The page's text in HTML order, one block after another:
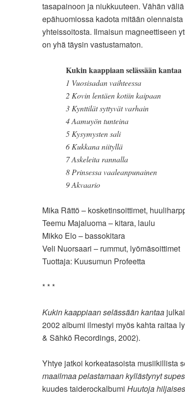
tasapainoon ja niukkuuteen. Vähän
epähuomiossa kadota mitään
yhteissoitosta. Ilmaisun magneettiseen
on yhä täysin vastustamaton.
Kukin kaappiaan selässään kantaa
1 Vuosisadan vaihteessa
2 Kovin lentäen kotiin kaipaan
3 Kynttilät syttyvät varhain
4 Aamuyön tunteina
5 Kysymysten sali
6 Kukkana niityllä
7 Askeleita rannalla
8 Prinsessa vaaleanpunainen
9 Akvaario
Mika Rättö – kosketinsoittimet,
Teemu Majaluoma – kitara, laulu
Mikko Elo – bassokitara
Veli Nuorsaari – rummut, lyömäsoittimet
Tuottaja: Kuusumun Profeetta
* * *
Kukin kaappiaan selässään kantaa
2002 albumi ilmestyi myös kahta raitaa
& Sähkö Recordings, 2002).
Yhtye jatkoi korkeatasoista musiikillista
maailmaa pelastamaan kyllästynyt
kuudes taiderockalbumi Huutoja